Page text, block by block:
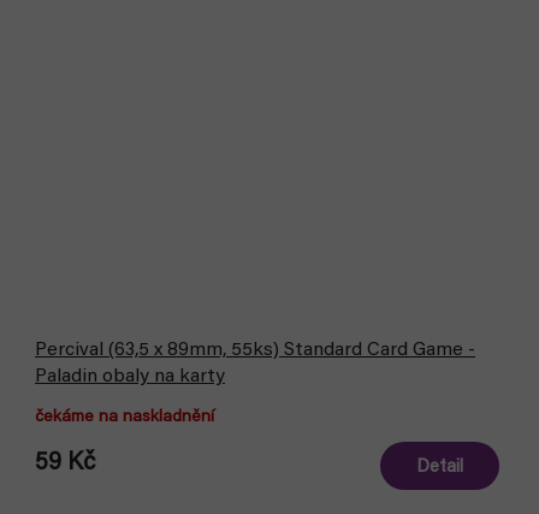
Percival (63,5 x 89mm, 55ks) Standard Card Game -
Paladin obaly na karty
čekáme na naskladnění
59 Kč Detail